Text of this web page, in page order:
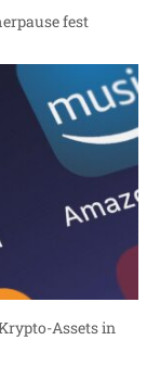
fest
Assets in